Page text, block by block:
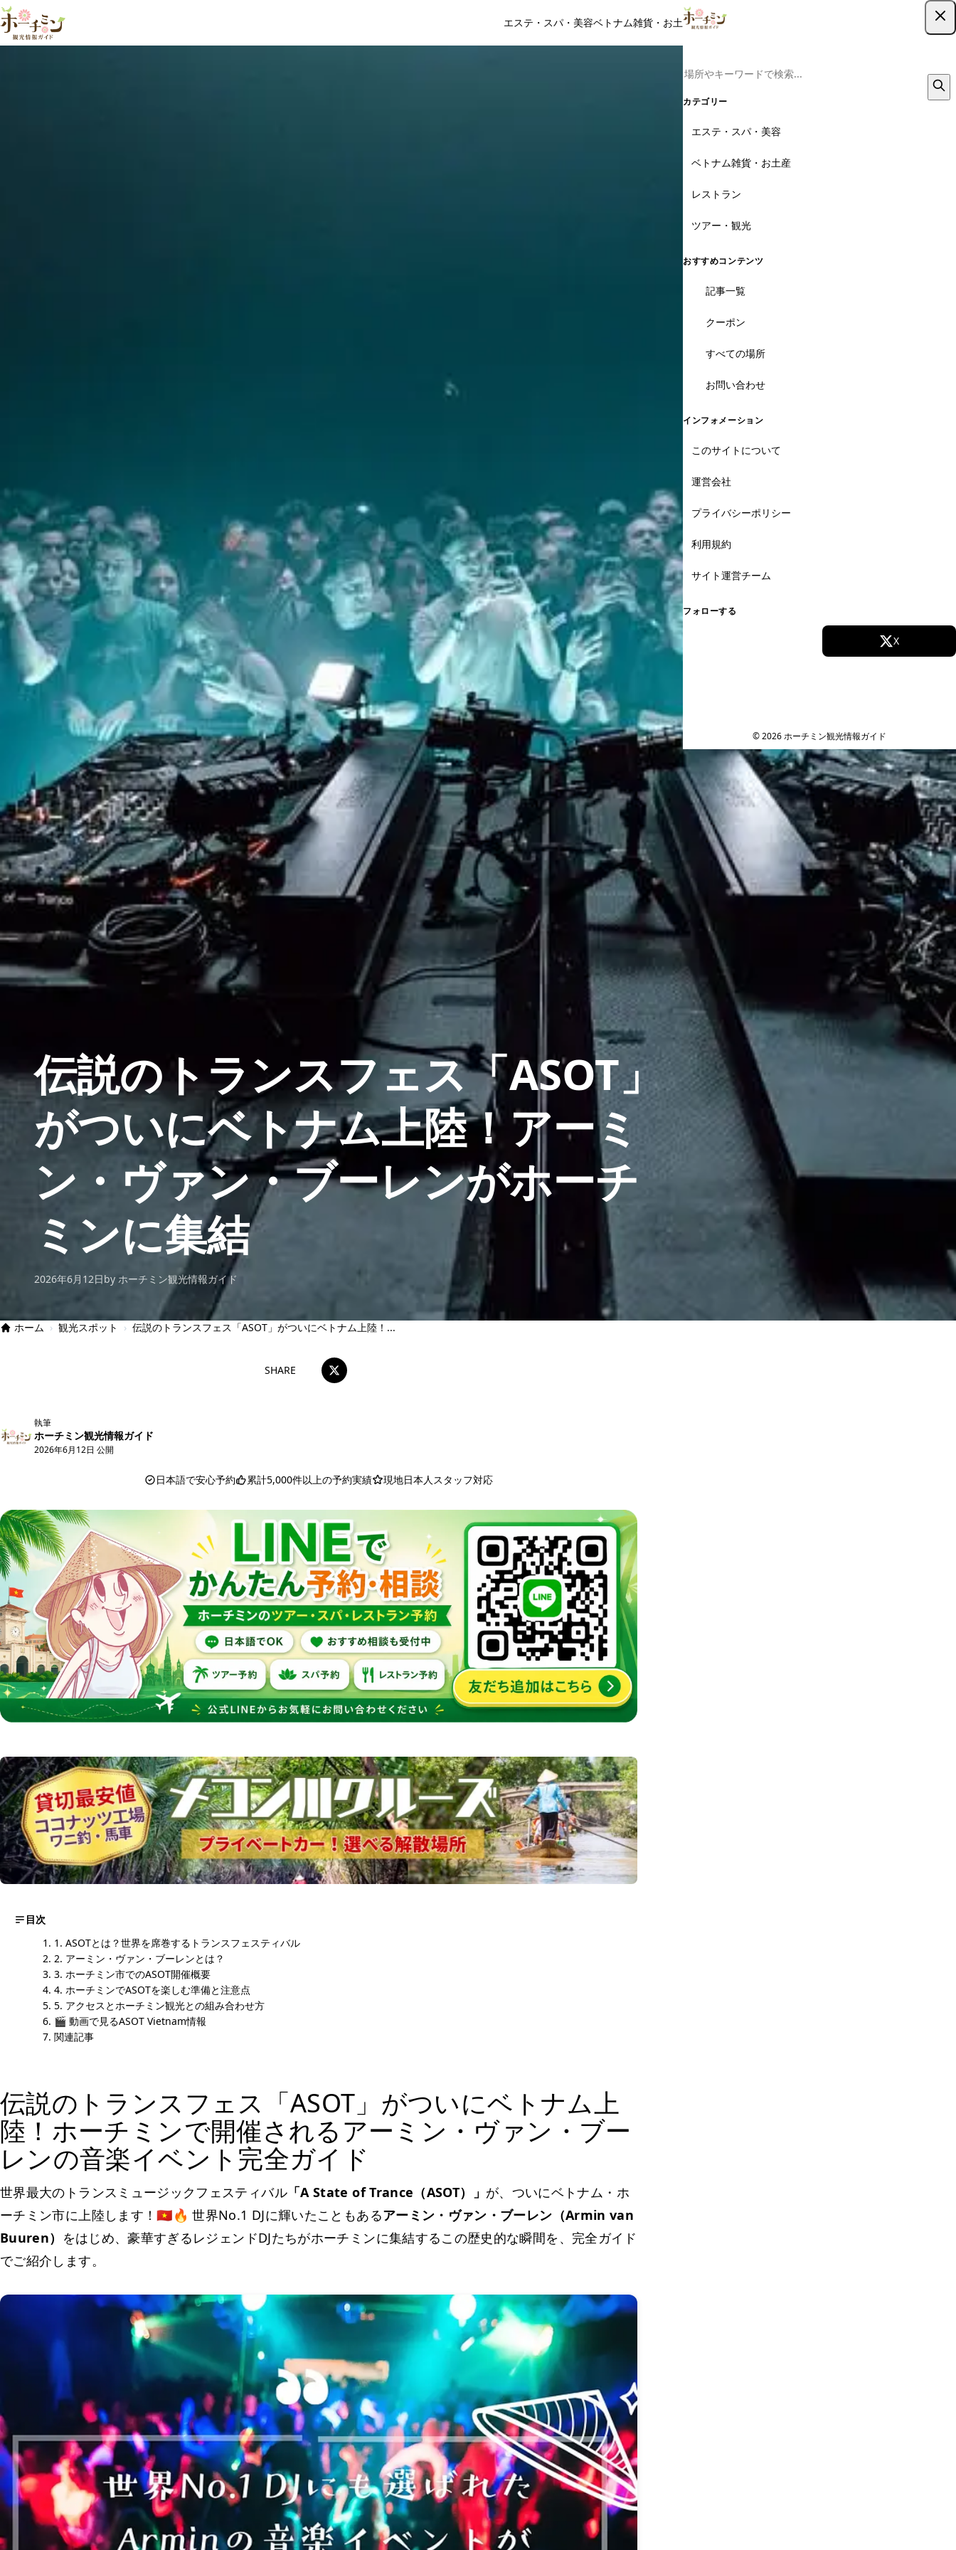
エステ・スパ・美容ベトナム雑貨・お土産レストラン
カテゴリー
エステ・スパ・美容
ベトナム雑貨・お土産
レストラン
ツアー・観光
おすすめコンテンツ
記事一覧
クーポン
すべての場所
お問い合わせ
インフォメーション
このサイトについて
運営会社
プライバシーポリシー
利用規約
サイト運営チーム
フォローする
X
© 2026 ホーチミン観光情報ガイド
伝説のトランスフェス「ASOT」
がついにベトナム上陸！アーミ
ン・ヴァン・ブーレンがホーチ
ミンに集結
2026年6月12日by ホーチミン観光情報ガイド
ホーム › 観光スポット › 伝説のトランスフェス「ASOT」がついにベトナム上陸！...
SHARE
執筆
ホーチミン観光情報ガイド
2026年6月12日 公開
日本語で安心予約 累計5,000件以上の予約実績 現地日本人スタッフ対応
目次
1. ASOTとは？世界を席巻するトランスフェスティバル
2. アーミン・ヴァン・ブーレンとは？
3. ホーチミン市でのASOT開催概要
4. ホーチミンでASOTを楽しむ準備と注意点
5. アクセスとホーチミン観光との組み合わせ方
🎬 動画で見るASOT Vietnam情報
関連記事
伝説のトランスフェス「ASOT」がついにベトナム上
陸！ホーチミンで開催されるアーミン・ヴァン・ブー
レンの音楽イベント完全ガイド
世界最大のトランスミュージックフェスティバル「A State of Trance（ASOT）」 が、ついにベトナム・ホ
ーチミン市に上陸します！🇻🇳🔥 世界No.1 DJに輝いたこともあるアーミン・ヴァン・ブーレン（Armin van
Buuren） をはじめ、豪華すぎるレジェンドDJたちがホーチミンに集結するこの歴史的な瞬間を、完全ガイド
でご紹介します。